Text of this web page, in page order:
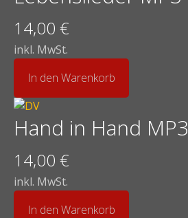
14,00 €
inkl. MwSt.
In den Warenkorb
Hand in Hand MP3
14,00 €
inkl. MwSt.
In den Warenkorb